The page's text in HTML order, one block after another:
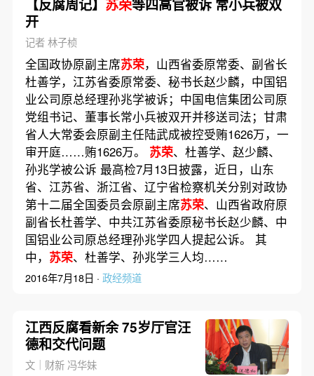
【反腐周记】 苏荣等四高官被诉 常小兵被双
开
记者 林子桢
全国政协原副主席苏荣，山西省委原常委、副省长
杜善学，江苏省委原常委、秘书长赵少麟，中国铝
业公司原总经理孙兆学被诉；中国电信集团公司原
党组书记、董事长常小兵被双开并移送司法；甘肃
省人大常委会原副主任陆武成被控受贿1626万，一
审开庭……贿1626万。 苏荣、杜善学、赵少麟、
孙兆学被公诉 最高检7月13日披露，近日，山东
省、江苏省、浙江省、辽宁省检察机关分别对政协
第十二届全国委员会原副主席苏荣、山西省政府原
副省长杜善学、中共江苏省委原秘书长赵少麟、中
国铝业公司原总经理孙兆学四人提起公诉。 其
中， 苏荣、杜善学、孙兆学三人均……
2016年7月18日 · 政经频道
江西反腐看新余 75岁厅官汪
德和交代问题
文｜财新 冯华妹